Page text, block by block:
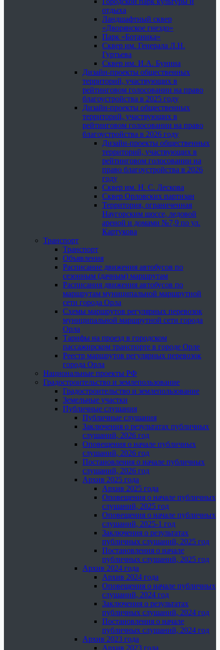
отдыха
Ландшафтный сквер
«Дворянское гнездо»
Парк «Ботаника»
Сквер им. Генерала Л.Н.
Гуртьева
Сквер им. И.А. Бунина
Дизайн-проекты общественных
территорий, участвующих в
рейтинговом голосовании на право
благоустройства в 2025 году
Дизайн-проекты общественных
территорий, участвующих в
рейтинговом голосовании на право
благоустройства в 2026 году
Дизайн-проекты общественных
территорий, участвующих в
рейтинговом голосовании на
право благоустройства в 2026
году
Сквер им. Н. С. Лескова
Сквер Орловских партизан
Территория, ограниченная
Наугорским шоссе, ледовой
ареной и домами №7,9 по ул.
Картукова
Транспорт
Транспорт
Объявления
Расписание движения автобусов по
сезонным (дачным) маршрутам
Расписания движения автобусов по
маршрутам муниципальной маршрутной
сети города Орла
Схемы маршрутов регулярных перевозок
муниципальной маршрутной сети города
Орла
Тарифы на проезд в городском
пассажирском транспорте в городе Орле
Реестр маршрутов регулярных перевозок
города Орла
Национальные проекты РФ
Градостроительство и землепользование
Градостроительство и землепользование
Земельные участки
Публичные слушания
Публичные слушания
Заключения о результатах публичных
слушаний, 2026 год
Оповещения о начале публичных
слушаний, 2026 год
Постановления о начале публичных
слушаний, 2026 год
Архив 2025 года
Архив 2025 года
Оповещения о начале публичных
слушаний, 2025 год
Оповещения о начале публичных
слушаний, 2025-1 год
Заключения о результатах
публичных слушаний, 2025 год
Постановления о начале
публичных слушаний, 2025 год
Архив 2024 года
Архив 2024 года
Оповещения о начале публичных
слушаний, 2024 год
Заключения о результатах
публичных слушаний, 2024 год
Постановления о начале
публичных слушаний, 2024 год
Архив 2023 года
Архив 2023 года